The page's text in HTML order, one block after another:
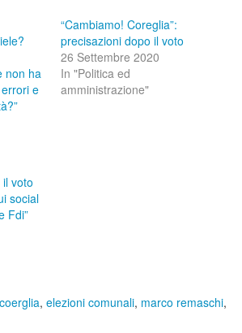
non ha
e
“Cambiamo! Coreglia”:
precisazioni dopo il voto
26 Settembre 2020
In "Politica ed
amministrazione"
il voto
social
Fdi”
coerglia, elezioni comunali, marco remaschi,